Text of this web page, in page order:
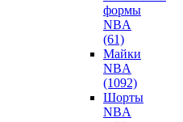
формы
NBA
(61)
Майки
NBA
(1092)
Шорты
NBA